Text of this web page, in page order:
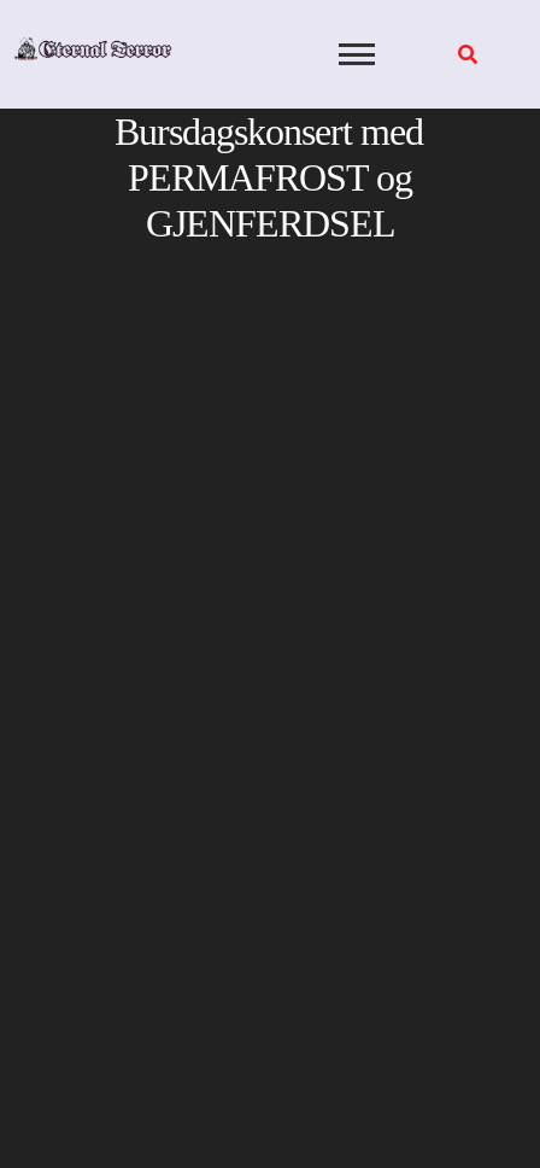
Bursdagskonsert med
PERMAFROST og
GJENFERDSEL